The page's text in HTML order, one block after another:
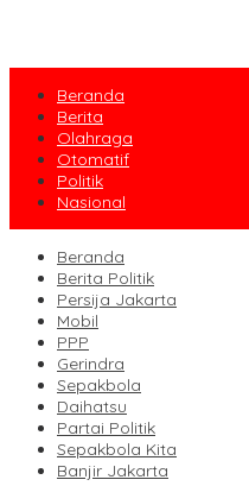
Beranda
Berita
Olahraga
Otomatif
Politik
Nasional
Beranda
Berita Politik
Persija Jakarta
Mobil
PPP
Gerindra
Sepakbola
Daihatsu
Partai Politik
Sepakbola Kita
Banjir Jakarta